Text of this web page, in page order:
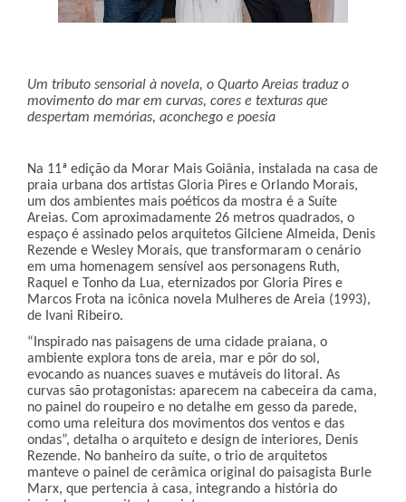
Um tributo sensorial à novela, o Quarto Areias traduz o
movimento do mar em curvas, cores e texturas que
despertam memórias, aconchego e poesia
Na 11ª edição da Morar Mais Goiânia, instalada na casa de
praia urbana dos artistas Gloria Pires e Orlando Morais,
um dos ambientes mais poéticos da mostra é a Suíte
Areias. Com aproximadamente 26 metros quadrados, o
espaço é assinado pelos arquitetos Gilciene Almeida, Denis
Rezende e Wesley Morais, que transformaram o cenário
em uma homenagem sensível aos personagens Ruth,
Raquel e Tonho da Lua, eternizados por Gloria Pires e
Marcos Frota na icônica novela Mulheres de Areia (1993),
de Ivani Ribeiro.
“Inspirado nas paisagens de uma cidade praiana, o
ambiente explora tons de areia, mar e pôr do sol,
evocando as nuances suaves e mutáveis do litoral. As
curvas são protagonistas: aparecem na cabeceira da cama,
no painel do roupeiro e no detalhe em gesso da parede,
como uma releitura dos movimentos dos ventos e das
ondas”, detalha o arquiteto e design de interiores, Denis
Rezende. No banheiro da suíte, o trio de arquitetos
manteve o painel de cerâmica original do paisagista Burle
Marx, que pertencia à casa, integrando a história do